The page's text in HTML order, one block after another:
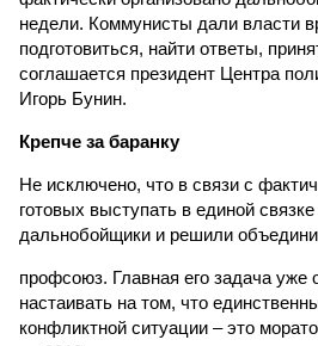
недели. Коммунисты дали власти
подготовиться, найти ответы,
соглашается президент Центра
Игорь Бунин.
Крепче за баранку
Не исключено, что в связи с
готовых выступать в единой
дальнобойщики и решили
профсоюз. Главная его задача
настаивать на том, что
конфликтной ситуации – это